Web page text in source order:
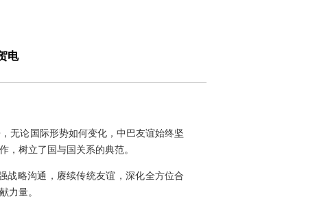
电
无论国际形势如何变化，中巴友谊始终坚
，树立了国与国关系的典范。
战略沟通，赓续传统友谊，深化全方位合
力量。